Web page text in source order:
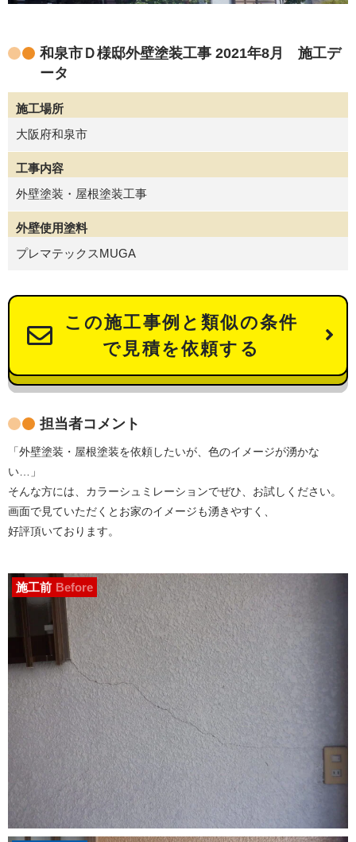
和泉市Ｄ様邸外壁塗装工事 2021年8月 施工デ
ータ
施工場所
大阪府和泉市
工事内容
外壁塗装・屋根塗装工事
外壁使用塗料
プレマテックスMUGA
この施工事例と類似の条件
で見積を依頼する
担当者コメント
「外壁塗装・屋根塗装を依頼したいが、色のイメージが湧かな
い…」
そんな方には、カラーシュミレーションでぜひ、お試しください。
画面で見ていただくとお家のイメージも湧きやすく、
好評頂いております。
施工前 Before